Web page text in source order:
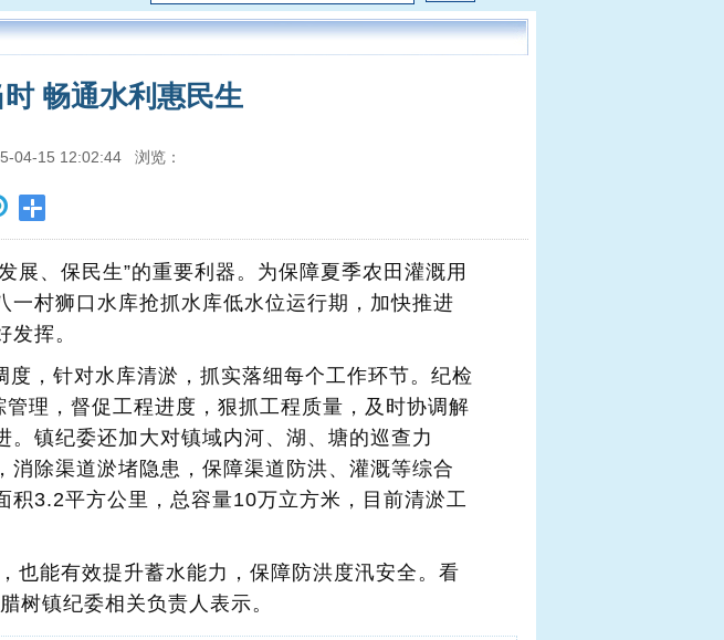
畅通水利惠民生
04-15 12:02:44 浏览：
展、保民生”的重要利器。为保障夏季农田灌溉用
村狮口水库抢抓水库低水位运行期，加快推进
挥。
，针对水库清淤，抓实落细每个工作环节。纪检
理，督促工程进度，狠抓工程质量，及时协调解
镇纪委还加大对镇域内河、湖、塘的巡查力
除渠道淤堵隐患，保障渠道防洪、灌溉等综合
积3.2平方公里，总容量10万立方米，目前清淤工
也能有效提升蓄水能力，保障防洪度汛安全。看
树镇纪委相关负责人表示。